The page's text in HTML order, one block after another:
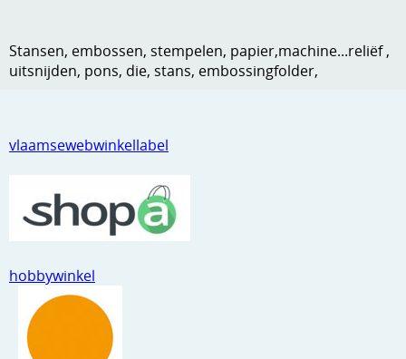
Knipvellen
Papier en karton
Ribbelaar
Snijmaterialen
Speciaal papier
vlaamsewebwinkellabel
hobbywinkel
Stansen, embossen, stempelen, papier,machine...reliëf ,
uitsnijden, pons, die, stans, embossingfolder,